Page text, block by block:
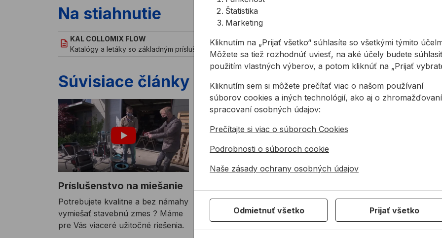
Na stiahnutie
KAL COLLOMIX FLOW
Katalógy a letáky so základným príslušenstvom a pomôckami pre miešadlá COLLOMIX
Súvisiace články
Príslušenstvo na miešanie
Potrebujete kvalitne a bez námahy
vymiešať stavebnú zmes ? Máme
pre Vás viaceré užitočné riešenia.
Štatistika
Marketing
Kliknutím na „Prijať všetko“ súhlasíte so všetkými týmito
Môžete sa tiež rozhodnúť uviesť, na aké účely budete
použitím vlastných výberov, a potom kliknúť na „Prijať
Kliknutím sem si môžete prečítať viac o našom používaní
súborov cookies a iných technológií, ako aj o
spracovaní osobných údajov:
Prečítajte si viac o súboroch Cookies
Podrobnosti o súboroch cookie
Naše zásady ochrany osobných údajov
Odmietnuť všetko Prijať všetko